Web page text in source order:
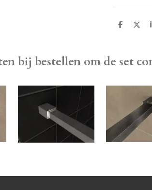
D
D
bij bestellen om de set